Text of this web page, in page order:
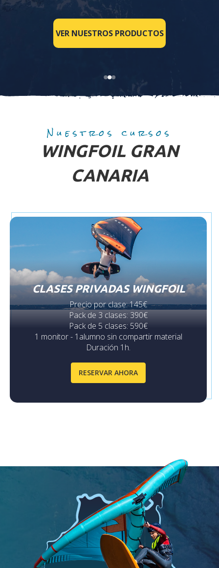
VER NUESTROS PRODUCTOS
Nuestros cursos
WINGFOIL GRAN
CANARIA
CLASES PRIVADAS WINGFOIL
Precio por clase: 145€
Pack de 3 clases: 390€
Pack de 5 clases: 590€
1 monitor - 1alumno sin compartir material
Duración 1h.
RESERVAR AHORA